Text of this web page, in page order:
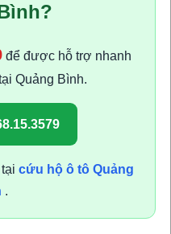
để được hỗ trợ nhanh
Quảng Bình.
cứu hộ ô tô Quảng
.